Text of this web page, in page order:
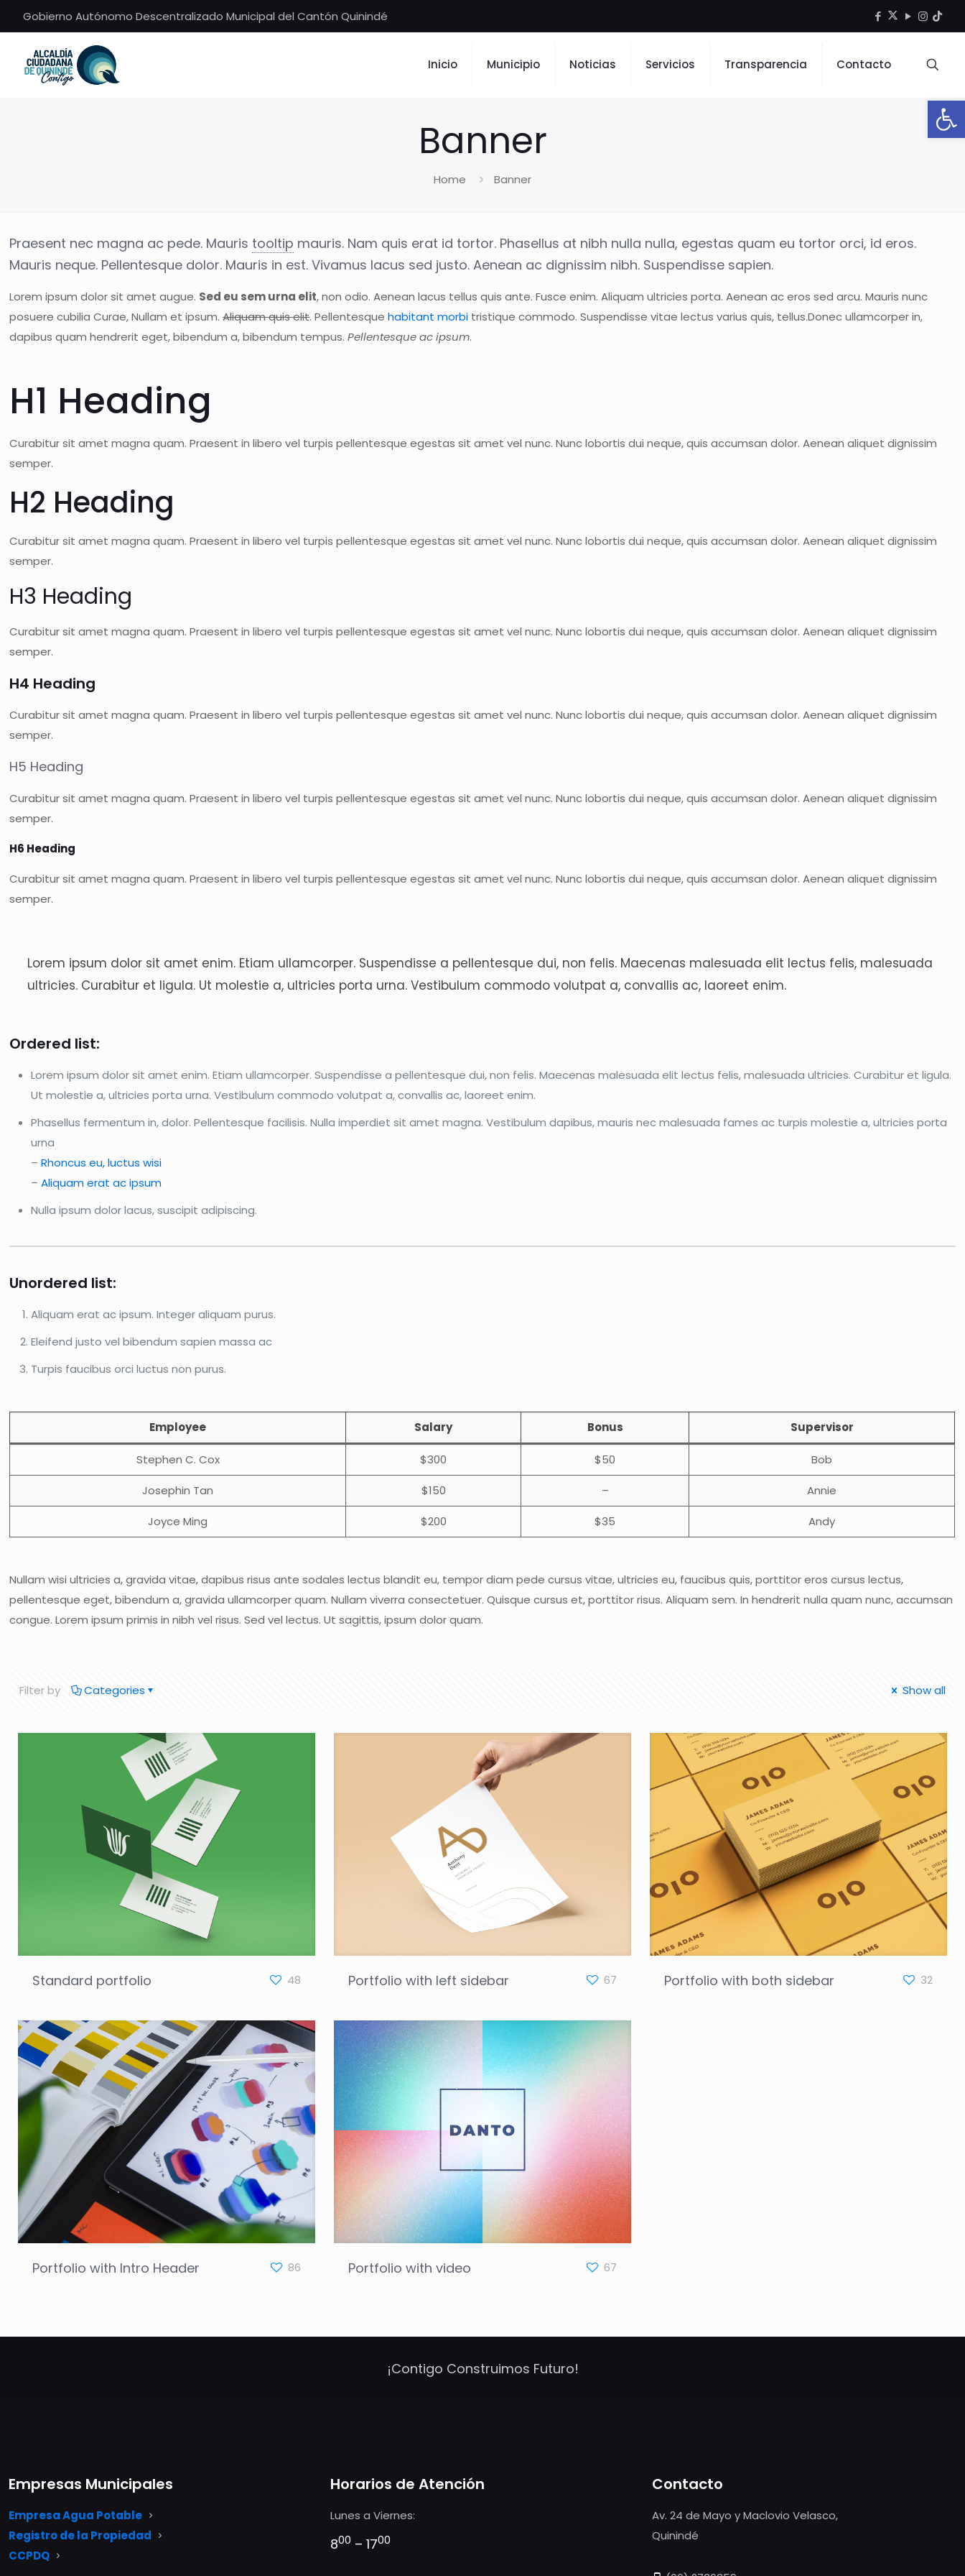
Gobierno Autónomo Descentralizado Municipal del Cantón Quinindé
Inicio Municipio Noticias Servicios Transparencia Contacto
Banner
Home Banner
Praesent nec magna ac pede. Mauris tooltip mauris. Nam quis erat id tortor. Phasellus at nibh nulla nulla, egestas quam eu tortor orci, id eros.
Mauris neque. Pellentesque dolor. Mauris in est. Vivamus lacus sed justo. Aenean ac dignissim nibh. Suspendisse sapien.
Lorem ipsum dolor sit amet augue. Sed eu sem urna elit, non odio. Aenean lacus tellus quis ante. Fusce enim. Aliquam ultricies porta. Aenean ac eros sed arcu. Mauris nunc
posuere cubilia Curae, Nullam et ipsum.Aliquam quis elit. Pellentesquehabitant morbi tristique commodo. Suspendisse vitae lectus varius quis, tellus.Donec ullamcorper in,
dapibus quam hendrerit eget, bibendum a, bibendum tempus.Pellentesque ac ipsum.
H1 Heading
Curabitur sit amet magna quam. Praesent in libero vel turpis pellentesque egestas sit amet vel nunc. Nunc lobortis dui neque, quis accumsan dolor. Aenean aliquet dignissim
semper.
H2 Heading
Curabitur sit amet magna quam. Praesent in libero vel turpis pellentesque egestas sit amet vel nunc. Nunc lobortis dui neque, quis accumsan dolor. Aenean aliquet dignissim
semper.
H3 Heading
Curabitur sit amet magna quam. Praesent in libero vel turpis pellentesque egestas sit amet vel nunc. Nunc lobortis dui neque, quis accumsan dolor. Aenean aliquet dignissim
semper.
H4 Heading
Curabitur sit amet magna quam. Praesent in libero vel turpis pellentesque egestas sit amet vel nunc. Nunc lobortis dui neque, quis accumsan dolor. Aenean aliquet dignissim
semper.
H5 Heading
Curabitur sit amet magna quam. Praesent in libero vel turpis pellentesque egestas sit amet vel nunc. Nunc lobortis dui neque, quis accumsan dolor. Aenean aliquet dignissim
semper.
H6 Heading
Curabitur sit amet magna quam. Praesent in libero vel turpis pellentesque egestas sit amet vel nunc. Nunc lobortis dui neque, quis accumsan dolor. Aenean aliquet dignissim
semper.
Lorem ipsum dolor sit amet enim. Etiam ullamcorper. Suspendisse a pellentesque dui, non felis. Maecenas malesuada elit lectus felis, malesuada
ultricies. Curabitur et ligula. Ut molestie a, ultricies porta urna. Vestibulum commodo volutpat a, convallis ac, laoreet enim.
Ordered list:
Lorem ipsum dolor sit amet enim. Etiam ullamcorper. Suspendisse a pellentesque dui, non felis. Maecenas malesuada elit lectus felis, malesuada ultricies. Curabitur et ligula.
Ut molestie a, ultricies porta urna. Vestibulum commodo volutpat a, convallis ac, laoreet enim.
Phasellus fermentum in, dolor. Pellentesque facilisis. Nulla imperdiet sit amet magna. Vestibulum dapibus, mauris nec malesuada fames ac turpis molestie a, ultricies porta
urna
–Rhoncus eu, luctus wisi
–Aliquam erat ac ipsum
Nulla ipsum dolor lacus, suscipit adipiscing.
Unordered list:
Aliquam erat ac ipsum. Integer aliquam purus.
Eleifend justo vel bibendum sapien massa ac
Turpis faucibus orci luctus non purus.
Employee Salary Bonus Supervisor
Stephen C. Cox $300 $50 Bob
Josephin Tan $150 – Annie
Joyce Ming $200 $35 Andy
Nullam wisi ultricies a, gravida vitae, dapibus risus ante sodales lectus blandit eu, tempor diam pede cursus vitae, ultricies eu, faucibus quis, porttitor eros cursus lectus,
pellentesque eget, bibendum a, gravida ullamcorper quam. Nullam viverra consectetuer. Quisque cursus et, porttitor risus. Aliquam sem. In hendrerit nulla quam nunc, accumsan
congue. Lorem ipsum primis in nibh vel risus. Sed vel lectus. Ut sagittis, ipsum dolor quam.
Filter by Categories Show all
Standard portfolio 48 Portfolio with left sidebar 67 Portfolio with both sidebar 32
Portfolio with Intro Header 86 Portfolio with video 67
¡Contigo Construimos Futuro!
Empresas Municipales
Empresa Agua Potable
Registro de la Propiedad
CCPDQ
Horarios de Atención
Lunes a Viernes:
800 – 1700
Contacto
Av. 24 de Mayo y Maclovio Velasco,
Quinindé